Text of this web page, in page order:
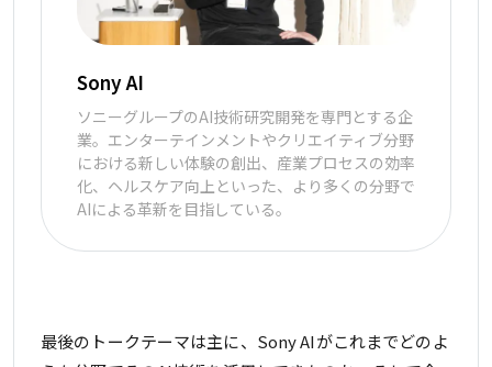
Sony AI
ソニーグループのAI技術研究開発を専門とする企
業。エンターテインメントやクリエイティブ分野
における新しい体験の創出、産業プロセスの効率
化、ヘルスケア向上といった、より多くの分野で
AIによる革新を目指している。
最後のトークテーマは主に、Sony AIがこれまでどのよ